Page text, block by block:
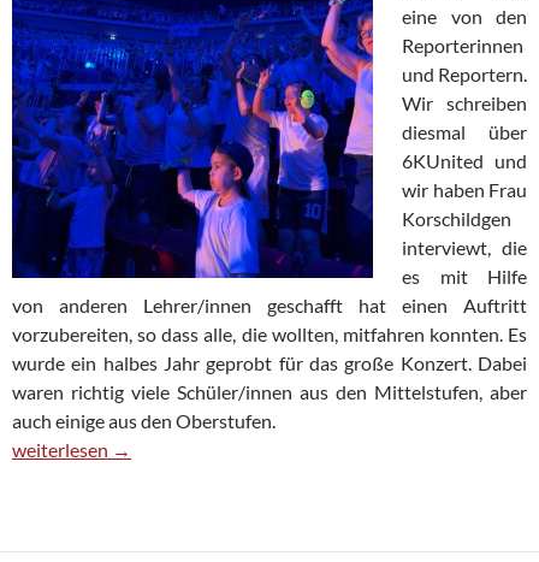
eine von den
Reporterinnen
und Reportern.
Wir schreiben
diesmal über
6KUnited und
wir haben Frau
Korschildgen
interviewt, die
es mit Hilfe
von anderen Lehrer/innen geschafft hat einen Auftritt
vorzubereiten, so dass alle, die wollten, mitfahren konnten. Es
wurde ein halbes Jahr geprobt für das große Konzert. Dabei
waren richtig viele Schüler/innen aus den Mittelstufen, aber
auch einige aus den Oberstufen.
6k United – was für ein Erlebnis!
weiterlesen →